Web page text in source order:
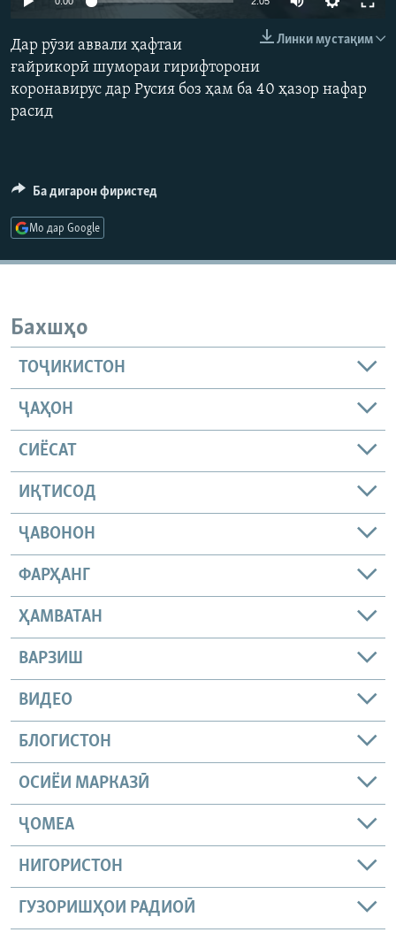
ГУЗОРИШҲОИ РАДИОӢ
ПАЙГИРӢ КУНЕД
Ҳамаи сомонаҳои RFE/RL
Линки мустақим
Дар рӯзи аввали ҳафтаи
ғайрикорӣ шумораи гирифторони
коронавирус дар Русия боз ҳам ба 40 ҳазор нафар
расид
Ба дигарон фиристед
Мо дар Google
Бахшҳо
ТОҶИКИСТОН
ҶАҲОН
СИЁСАТ
ИҚТИСОД
ҶАВОНОН
ФАРҲАНГ
ҲАМВАТАН
ВАРЗИШ
ВИДЕО
БЛОГИСТОН
ОСИЁИ МАРКАЗӢ
ҶОМEА
НИГОРИСТОН
ГУЗОРИШҲОИ РАДИОӢ